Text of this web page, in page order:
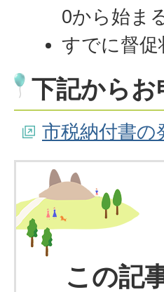
0から始ま
すでに督
下記から
市税納付書の
この記